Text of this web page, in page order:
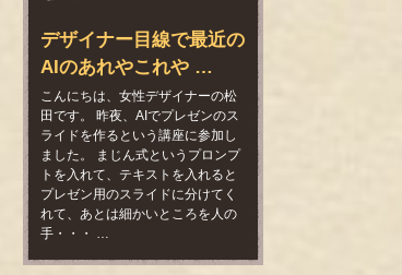
デザイナー目線で最近の
AIのあれやこれや …
こんにちは、女性デザイナーの松
田です。 昨夜、AIでプレゼンのス
ライドを作るという講座に参加し
ました。 まじん式というプロンプ
トを入れて、テキストを入れると
プレゼン用のスライドに分けてく
れて、あとは細かいところを人の
手・・・ …